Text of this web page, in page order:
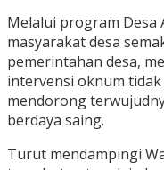
Melalui program
masyarakat desa
pemerintahan desa,
intervensi oknum
mendorong
berdaya saing.
Turut mendampingi